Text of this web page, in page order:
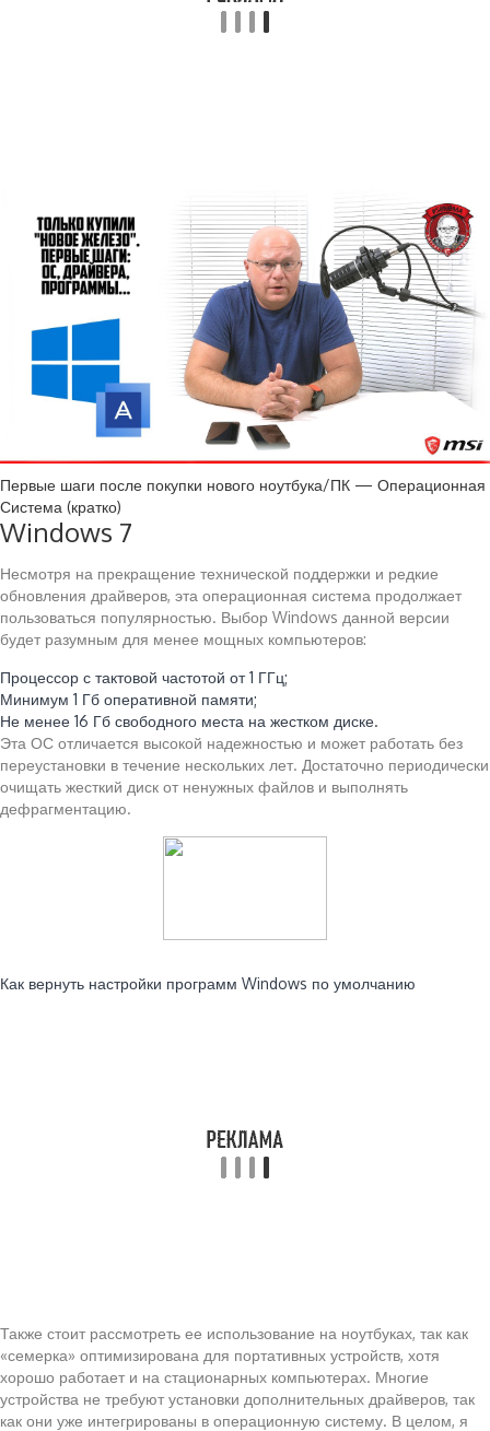
Первые шаги после покупки нового ноутбука/ПК — Операционная
Система (кратко)
Windows 7
Несмотря на прекращение технической поддержки и редкие
обновления драйверов, эта операционная система продолжает
пользоваться популярностью. Выбор Windows данной версии
будет разумным для менее мощных компьютеров:
Процессор с тактовой частотой от 1 ГГц;
Минимум 1 Гб оперативной памяти;
Не менее 16 Гб свободного места на жестком диске.
Эта ОС отличается высокой надежностью и может работать без
переустановки в течение нескольких лет. Достаточно периодически
очищать жесткий диск от ненужных файлов и выполнять
дефрагментацию.
Как вернуть настройки программ Windows по умолчанию
Также стоит рассмотреть ее использование на ноутбуках, так как
«семерка» оптимизирована для портативных устройств, хотя
хорошо работает и на стационарных компьютерах. Многие
устройства не требуют установки дополнительных драйверов, так
как они уже интегрированы в операционную систему. В целом, я